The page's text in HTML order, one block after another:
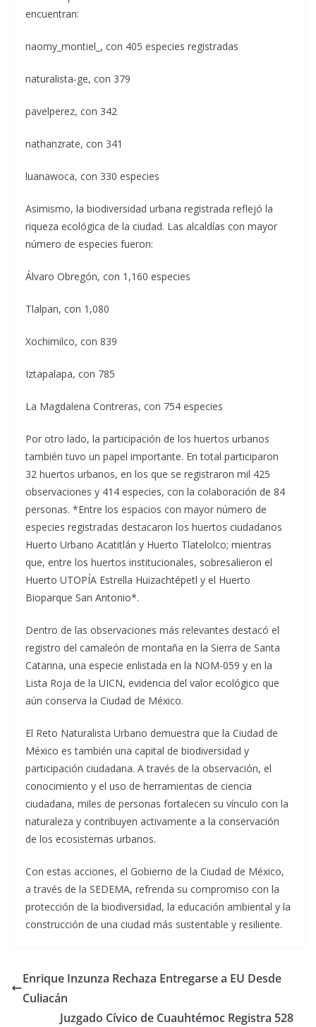
encuentran:
naomy_montiel_, con 405 especies registradas
naturalista-ge, con 379
pavelperez, con 342
nathanzrate, con 341
luanawoca, con 330 especies
Asimismo, la biodiversidad urbana registrada reflejó la
riqueza ecológica de la ciudad. Las alcaldías con mayor
número de especies fueron:
Álvaro Obregón, con 1,160 especies
Tlalpan, con 1,080
Xochimilco, con 839
Iztapalapa, con 785
La Magdalena Contreras, con 754 especies
Por otro lado, la participación de los huertos urbanos
también tuvo un papel importante. En total participaron
32 huertos urbanos, en los que se registraron mil 425
observaciones y 414 especies, con la colaboración de 84
personas. *Entre los espacios con mayor número de
especies registradas destacaron los huertos ciudadanos
Huerto Urbano Acatitlán y Huerto Tlatelolco; mientras
que, entre los huertos institucionales, sobresalieron el
Huerto UTOPÍA Estrella Huizachtépetl y el Huerto
Bioparque San Antonio*.
Dentro de las observaciones más relevantes destacó el
registro del camaleón de montaña en la Sierra de Santa
Catarina, una especie enlistada en la NOM-059 y en la
Lista Roja de la UICN, evidencia del valor ecológico que
aún conserva la Ciudad de México.
El Reto Naturalista Urbano demuestra que la Ciudad de
México es también una capital de biodiversidad y
participación ciudadana. A través de la observación, el
conocimiento y el uso de herramientas de ciencia
ciudadana, miles de personas fortalecen su vínculo con la
naturaleza y contribuyen activamente a la conservación
de los ecosistemas urbanos.
Con estas acciones, el Gobierno de la Ciudad de México,
a través de la SEDEMA, refrenda su compromiso con la
protección de la biodiversidad, la educación ambiental y la
construcción de una ciudad más sustentable y resiliente.
Enrique Inzunza Rechaza Entregarse a EU Desde
Culiacán
Juzgado Cívico de Cuauhtémoc Registra 528